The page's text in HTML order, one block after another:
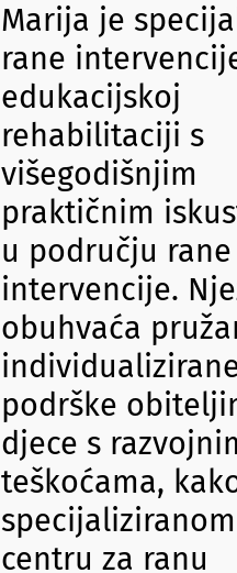
Marija je
rane
edukacijskoj
rehabilitaciji s
višegodišnjim
praktičnim
u području rane
intervencije.
obuhvaća
podrške
djece s
teškoćama,
specijaliziranom
centru za ranu